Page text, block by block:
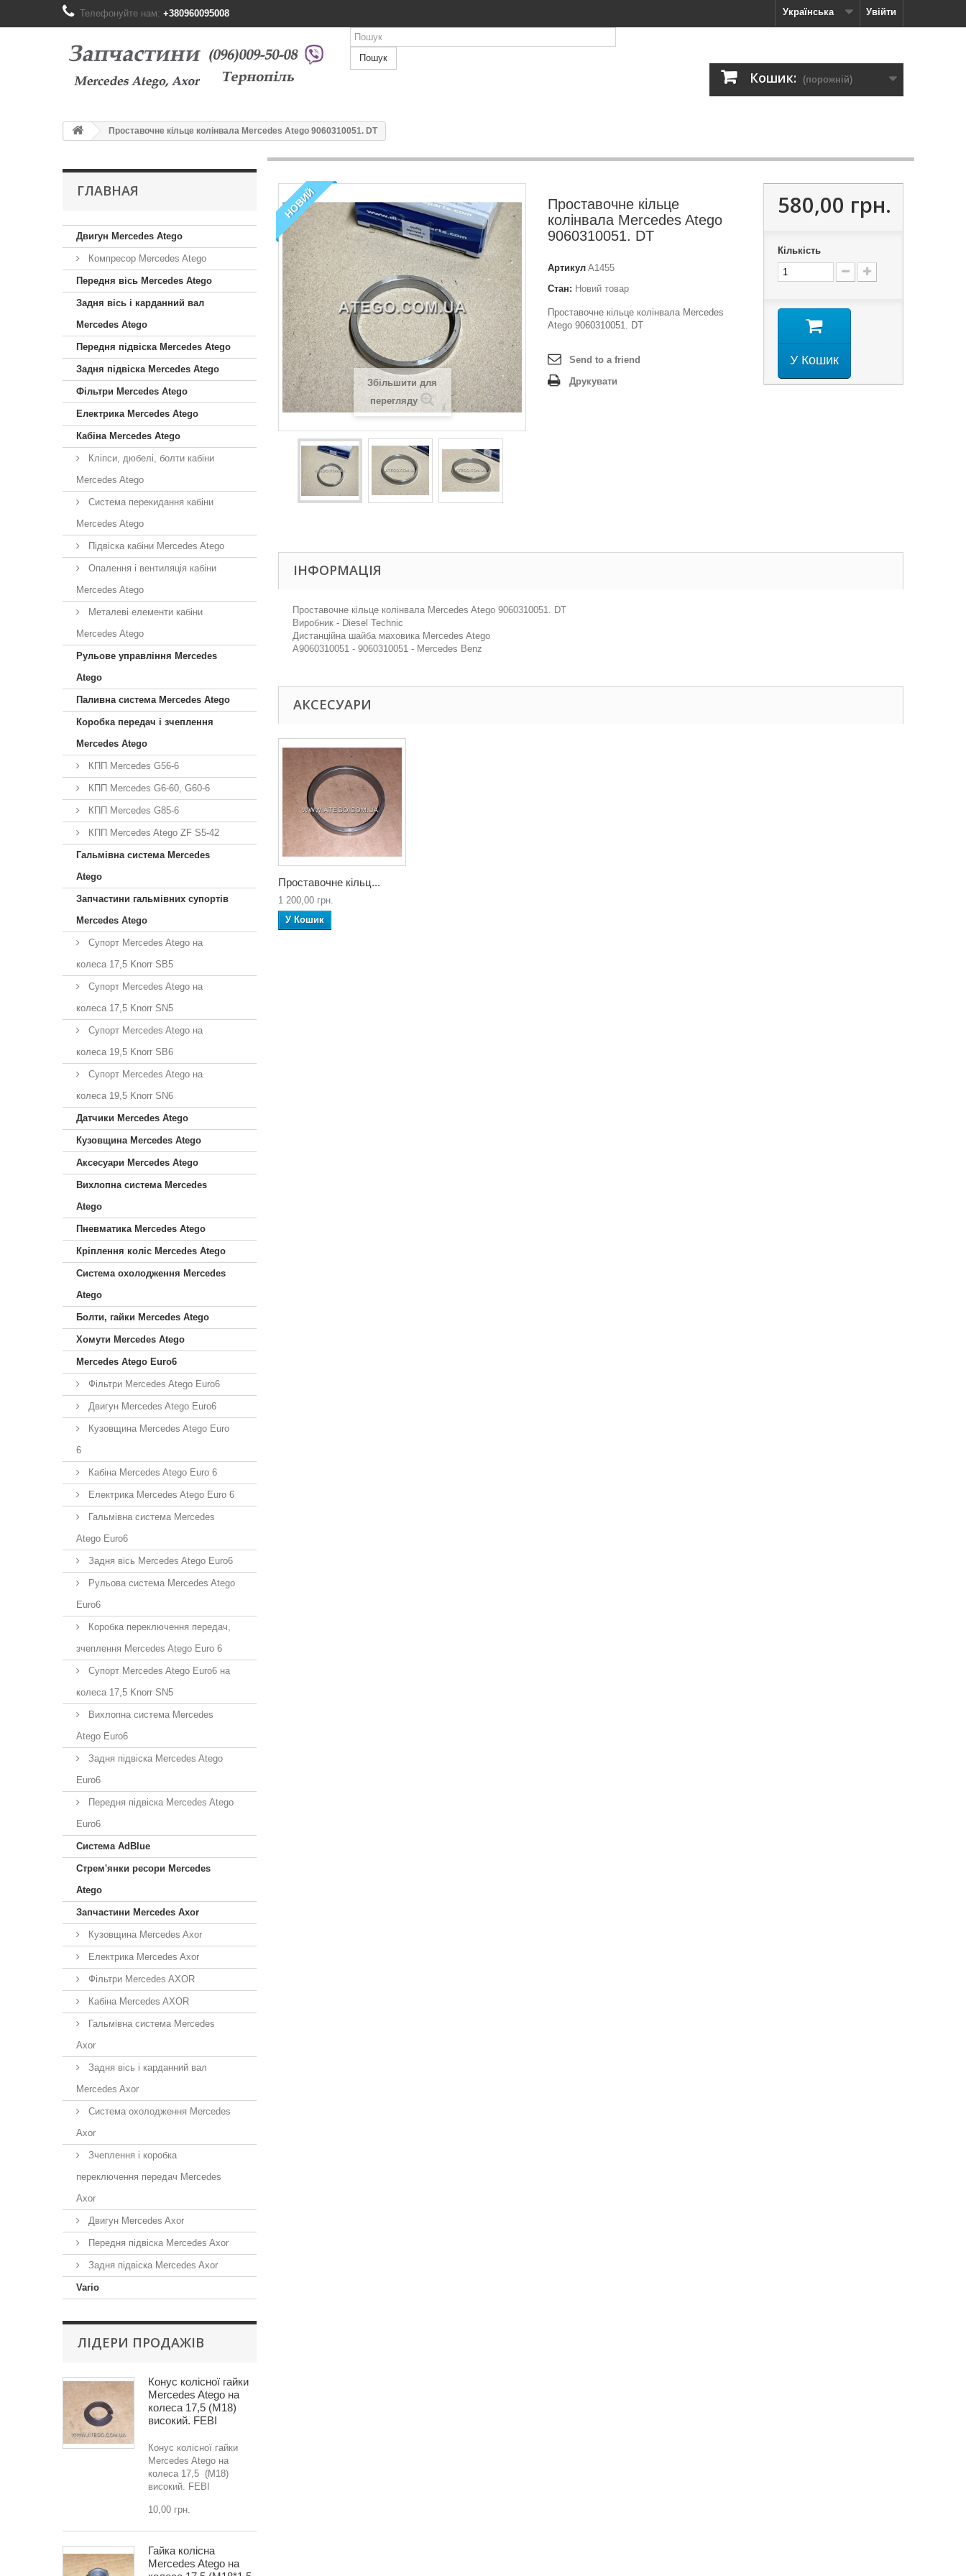
Увійти
Українська
Телефонуйте нам: +380960095008
Пошук
Кошик: (порожній)
Проставочне кільце колінвала Mercedes Atego 9060310051. DT
ГЛАВНАЯ
Двигун Mercedes Atego
Компресор Mercedes Atego
Передня вісь Mercedes Atego
Задня вісь і карданний вал
Mercedes Atego
Передня підвіска Mercedes Atego
Задня підвіска Mercedes Atego
Фільтри Mercedes Atego
Електрика Mercedes Atego
Кабіна Mercedes Atego
Кліпси, дюбелі, болти кабіни
Mercedes Atego
Система перекидання кабіни
Mercedes Atego
Підвіска кабіни Mercedes Atego
Опалення і вентиляція кабіни
Mercedes Atego
Металеві елементи кабіни
Mercedes Atego
Рульове управління Mercedes
Atego
Паливна система Mercedes Atego
Коробка передач і зчеплення
Mercedes Atego
КПП Mercedes G56-6
КПП Mercedes G6-60, G60-6
КПП Mercedes G85-6
КПП Mercedes Atego ZF S5-42
Гальмівна система Mercedes
Atego
Запчастини гальмівних супортів
Mercedes Atego
Супорт Mercedes Atego на
колеса 17,5 Knorr SB5
Супорт Mercedes Atego на
колеса 17,5 Knorr SN5
Супорт Mercedes Atego на
колеса 19,5 Knorr SB6
Супорт Mercedes Atego на
колеса 19,5 Knorr SN6
Датчики Mercedes Atego
Кузовщина Mercedes Atego
Аксесуари Mercedes Atego
Вихлопна система Mercedes
Atego
Пневматика Mercedes Atego
Кріплення коліс Mercedes Atego
Система охолодження Mercedes
Atego
Болти, гайки Mercedes Atego
Хомути Mercedes Atego
Mercedes Atego Euro6
Фільтри Mercedes Atego Euro6
Двигун Mercedes Atego Euro6
Кузовщина Mercedes Atego Euro
6
Кабіна Mercedes Atego Euro 6
Електрика Mercedes Atego Euro 6
Гальмівна система Mercedes
Atego Euro6
Задня вісь Mercedes Atego Euro6
Рульова система Mercedes Atego
Euro6
Коробка переключення передач,
зчеплення Mercedes Atego Euro 6
Супорт Mercedes Atego Euro6 на
колеса 17,5 Knorr SN5
Вихлопна система Mercedes
Atego Euro6
Задня підвіска Mercedes Atego
Euro6
Передня підвіска Mercedes Atego
Euro6
Система AdBlue
Стрем'янки ресори Mercedes
Atego
Запчастини Mercedes Axor
Кузовщина Mercedes Axor
Електрика Mercedes Axor
Фільтри Mercedes AXOR
Кабіна Mercedes AXOR
Гальмівна система Mercedes
Axor
Задня вісь і карданний вал
Mercedes Axor
Система охолодження Mercedes
Axor
Зчеплення і коробка
переключення передач Mercedes
Axor
Двигун Mercedes Axor
Передня підвіска Mercedes Axor
Задня підвіска Mercedes Axor
Vario
ЛІДЕРИ ПРОДАЖІВ
Конус колісної гайки
Mercedes Atego на
колеса 17,5 (M18)
високий. FEBI
Конус колісної гайки
Mercedes Atego на
колеса 17,5 (M18)
високий. FEBI
10,00 грн.
Гайка колісна
Mercedes Atego на
НОВИЙ
Збільшити для
перегляду
Проставочне кільце
колінвала Mercedes Atego
9060310051. DT
Артикул A1455
Стан: Новий товар
Проставочне кільце колінвала Mercedes
Atego 9060310051. DT
Send to a friend
Друкувати
580,00 грн.
Кількість
У Кошик
ІНФОРМАЦІЯ
Проставочне кільце колінвала Mercedes Atego 9060310051. DT
Виробник - Diesel Technic
Дистанційна шайба маховика Mercedes Atego
A9060310051 - 9060310051 - Mercedes Benz
АКСЕСУАРИ
Проставочне кільц...
1 200,00 грн.
У Кошик